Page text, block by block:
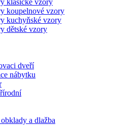
koupelnové vzory
kuchyňské vzory
dětské vzory
dveří
nábytku
a dlažba